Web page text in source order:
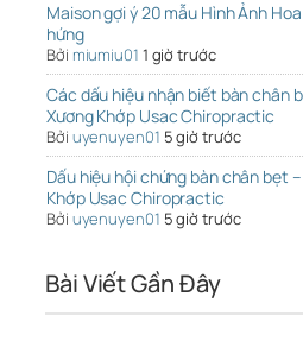
Maison gợi ý 20 mẫu Hình Ảnh
hứng
Bởi miumiu01 1 giờ trước
Các dấu hiệu nhận biết bàn chân
Xương Khớp Usac Chiropractic
Bởi uyenuyen01 5 giờ trước
Dấu hiệu hội chứng bàn chân bẹt
Khớp Usac Chiropractic
Bởi uyenuyen01 5 giờ trước
Bài Viết Gần Đây